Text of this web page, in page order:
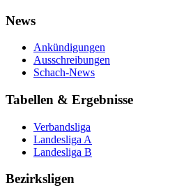
News
Ankündigungen
Ausschreibungen
Schach-News
Tabellen & Ergebnisse
Verbandsliga
Landesliga A
Landesliga B
Bezirksligen